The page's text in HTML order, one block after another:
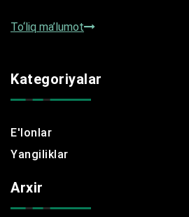
To‘liq ma’lumot
Kategoriyalar
E'lonlar
Yangiliklar
Arxir